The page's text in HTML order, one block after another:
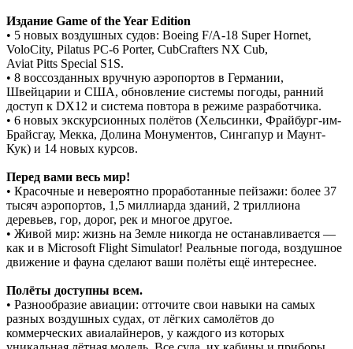
Издание Game of the Year Edition
• 5 новых воздушных судов: Boeing F/A-18 Super Hornet,
VoloCity, Pilatus PC-6 Porter, CubCrafters NX Cub,
Aviat Pitts Special S1S.
• 8 воссозданных вручную аэропортов в Германии,
Швейцарии и США, обновление системы погоды, ранний
доступ к DX12 и система повтора в режиме разработчика.
• 6 новых экскурсионных полётов (Хельсинки, Фрайбург-им-
Брайсгау, Мекка, Долина Монументов, Сингапур и Маунт-
Кук) и 14 новых курсов.
Перед вами весь мир!
• Красочные и невероятно проработанные пейзажи: более 37
тысяч аэропортов, 1,5 миллиарда зданий, 2 триллиона
деревьев, гор, дорог, рек и многое другое.
• Живой мир: жизнь на Земле никогда не останавливается —
как и в Microsoft Flight Simulator! Реальные погода, воздушное
движение и фауна сделают ваши полёты ещё интереснее.
Полёты доступны всем.
• Разнообразие авиации: отточите свои навыки на самых
разных воздушных судах, от лёгких самолётов до
коммерческих авиалайнеров, у каждого из которых